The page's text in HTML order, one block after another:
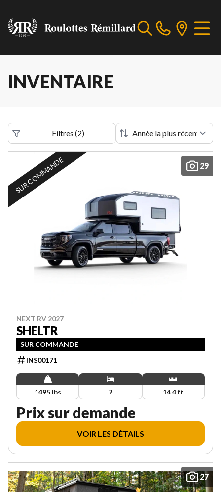
INVENTAIRE
Filtres (2)
29
SUR COMMANDE
NEXT RV 2027
SHELTR
SUR COMMANDE
INS00171
1495 lbs 2 14.4 ft
Prix sur demande
VOIR LES DÉTAILS
27